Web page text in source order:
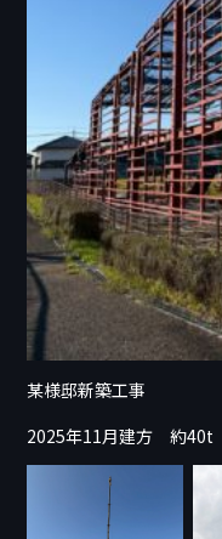
某様邸新築工事
2025年11月建方 約40t